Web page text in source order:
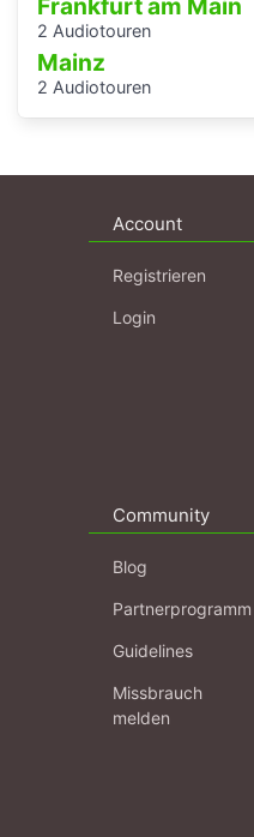
2 Audiotouren
Mainz
2 Audiotouren
Account
Registrieren
Login
Community
Blog
Partnerprogramm
Guidelines
Missbrauch
melden